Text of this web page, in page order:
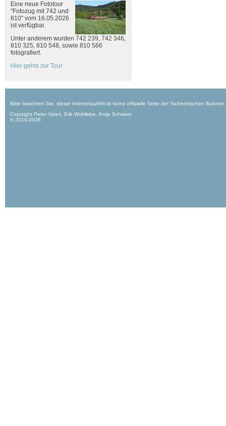
Eine neue Fototour
"Fotozug mit 742 und
810" vom 16.05.2026
ist verfügbar.
Unter anderem wurden 742 239, 742 346,
810 325, 810 548, sowie 810 566
fotografiert.
Hier gehts zur Tour
Bitte beachten Sie, dieser Internetauftritt ist keine offizielle Seite der Tschechischen
Copyright Peter Vates, Erik Wohllebe, Antje Schwarz
© 2010-2026